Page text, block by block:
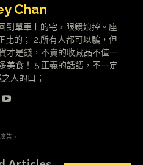
Chan
到單車上的宅，眼鏡娘控。座
比的； 2.所有人都可以騙，但
才是錢，不賣的收藏品不值一
美食！ 5.正義的話語，不一定
人的口；
告 -